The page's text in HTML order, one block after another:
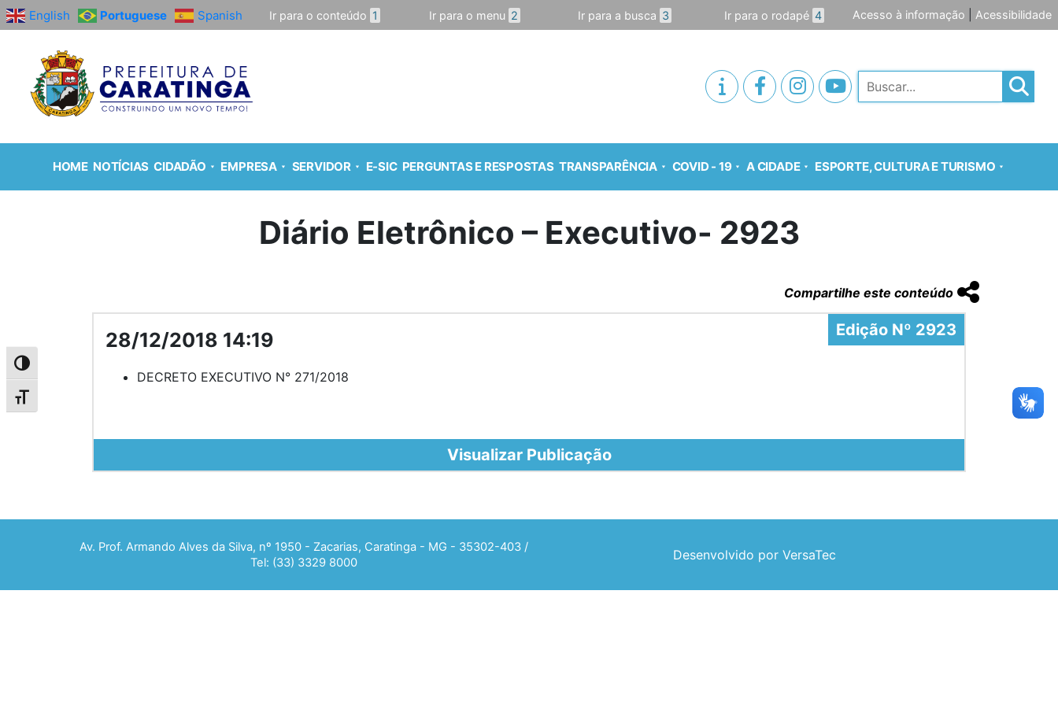
Alternar alto contraste
Alternar tamanho da fonte
English Portuguese Spanish Ir para o conteúdo 1 Ir para o menu 2 Ir para a busca 3 Ir para o rodapé 4 Acesso à informação Acessibilidade
Pesquisar
HOME NOTÍCIAS CIDADÃO EMPRESA SERVIDOR E-SIC PERGUNTAS E RESPOSTAS TRANSPARÊNCIA COVID - 19 A CIDADE ESPORTE, CULTURA E TURISMO
Diário Eletrônico – Executivo- 2923
Compartilhe este conteúdo
Edição Nº 2923
28/12/2018 14:19
DECRETO EXECUTIVO N° 271/2018
Visualizar Publicação
Av. Prof. Armando Alves da Silva, nº 1950 - Zacarias, Caratinga - MG - 35302-403 /
Tel: (33) 3329 8000
Desenvolvido por VersaTec